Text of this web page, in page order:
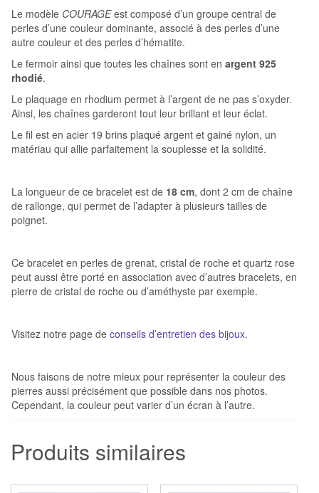
Le modèle COURAGEest composé d’un groupe central de
perles d’une couleur dominante, associé à des perles d’une
autre couleur et des perles d’hématite.
Le fermoir ainsi que toutes les chaînes sont en argent 925
rhodié.
Le plaquage en rhodium permet à l’argent de ne pas s’oxyder.
Ainsi, les chaînes garderont tout leur brillant et leur éclat.
Le fil est en acier 19 brins plaqué argent et gainé nylon, un
matériau qui allie parfaitement la souplesse et la solidité.
La longueur de ce bracelet est de 18 cm, dont 2 cm de chaîne
de rallonge, qui permet de l’adapter à plusieurs tailles de
poignet.
Ce bracelet en perles de grenat, cristal de roche et quartz rose
peut aussi être porté en association avec d’autres bracelets, en
pierre de cristal de roche ou d’améthyste par exemple.
Visitez notre page de conseils d’entretien des bijoux.
Nous faisons de notre mieux pour représenter la couleur des
pierres aussi précisément que possible dans nos photos.
Cependant, la couleur peut varier d’un écran à l’autre.
Produits similaires